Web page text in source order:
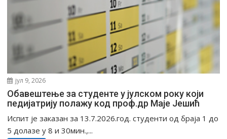
јул 9, 2026
Oбавештење за студенте у јулском року који
педијатрију полажу код проф.др Маје Јешић
Испит је заказан за 13.7.2026.год. студенти од браја 1 до
5 долазе у 8 и 30мин.,...